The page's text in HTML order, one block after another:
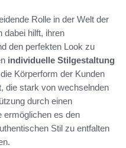
Rolle in der Welt der
dabei hilft, ihren
den perfekten Look zu
individuelle Stilgestaltung
Körperform der Kunden
die stark von wechselnden
durch einen
ermöglichen es den
Stil zu entfalten